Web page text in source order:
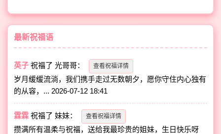
最新祝福语
英子 祝福了光哥哥： 查看祝福详情
岁月缓缓流淌，我们携手走过无数朝夕，愿你守住内心独有
的从容，... 2026-07-12 18:41
霖霖 祝福了妹妹： 查看祝福详情
攒满所有温柔与祝福，送给我最珍贵的姐妹，生日快乐呀